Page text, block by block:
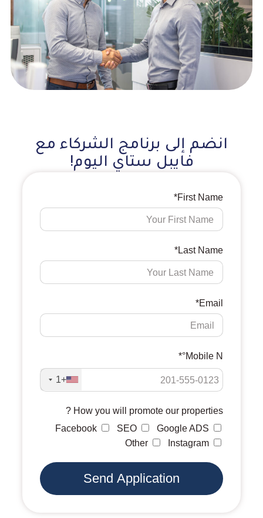
انضم إلى برنامج الشركاء مع
فايبل ستاي اليوم!
First Name*
Last Name*
Email*
Mobile N°*
+1
How you will promote our properties ?
Google ADS
SEO
Facebook
Instagram
Other
Send Application